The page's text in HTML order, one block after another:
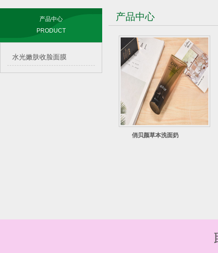
产品中心
PRODUCT
水光嫩肤收脸面膜
产品中心
俏贝颜草本洗面奶